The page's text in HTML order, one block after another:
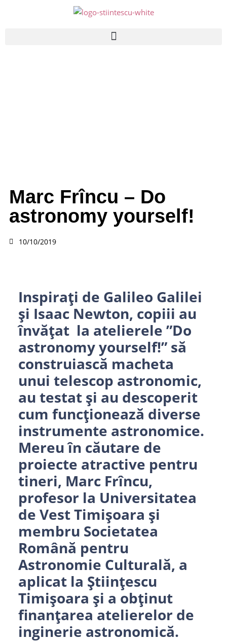
Marc Frîncu – Do
astronomy yourself!
10/10/2019
Inspirați de Galileo Galilei
și Isaac Newton, copiii au
învățat la atelierele ”Do
astronomy yourself!” să
construiască macheta
unui telescop astronomic,
au testat și au descoperit
cum funcționează diverse
instrumente astronomice.
Mereu în căutare de
proiecte atractive pentru
tineri, Marc Frîncu,
profesor la Universitatea
de Vest Timișoara și
membru Societatea
Română pentru
Astronomie Culturală, a
aplicat la Științescu
Timișoara și a obținut
finanțarea atelierelor de
inginerie astronomică.